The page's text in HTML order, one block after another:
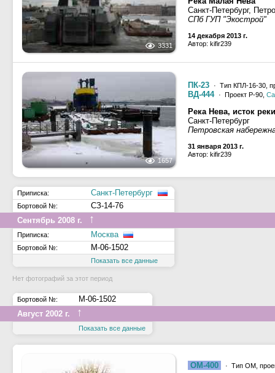
3331
Санкт-Петербург,
СПб ГУП "Экострой"
14 декабря 2013 г.
Автор: kifir239
1657
ПК-23 · Тип КПЛ-16-30,
ВД-444 · Проект Р-90,
Река Нева, исток
Санкт-Петербург
Петровская
31 января 2013 г.
Автор: kifir239
Приписка: Санкт-Петербург
Бортовой №:
СЗ-14-76
Сентябрь 2008 г.
↑
Приписка: Москва
Бортовой №: М-06-1502
Показать все данные
Нет фотографий за этот период
Бортовой №:
М-06-1502
Август 2002 г.
↑
Показать все данные
ОМ-400 · Тип ОМ,